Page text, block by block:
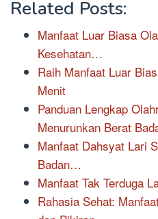
Related Posts:
Manfaat Luar Biasa
Kesehatan…
Raih Manfaat Luar
Menit
Panduan Lengkap
Menurunkan Berat
Manfaat Dahsyat Lari
Badan…
Manfaat Tak Terduga
Rahasia Sehat: